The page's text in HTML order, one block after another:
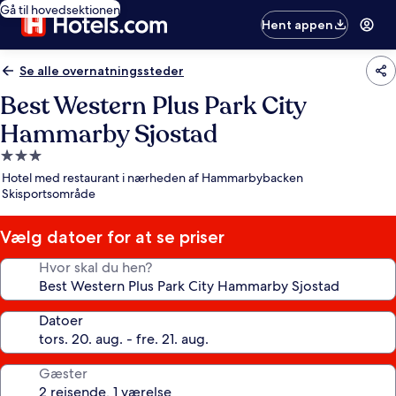
Gå til hovedsektionen
Hent appen
Se alle overnatningssteder
Best Western Plus Park City
Hammarby Sjostad
3.0-
stjernet
overnatningssted
Hotel med restaurant i nærheden af Hammarbybacken
Skisportsområde
Vælg datoer for at se priser
Hvor skal du hen?
Datoer
Gæster